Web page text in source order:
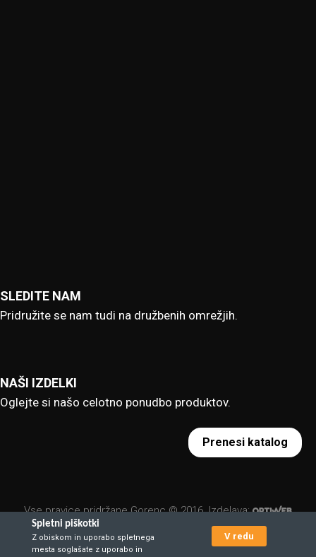
SLEDITE NAM
Pridružite se nam tudi na družbenih omrežjih.
NAŠI IZDELKI
Oglejte si našo celotno ponudbo produktov.
Prenesi katalog
Vse pravice pridržane Gorenc © 2016. Izdelava:
Spletni piškotki
Z obiskom in uporabo spletnega
mesta soglašate z uporabo in
V redu